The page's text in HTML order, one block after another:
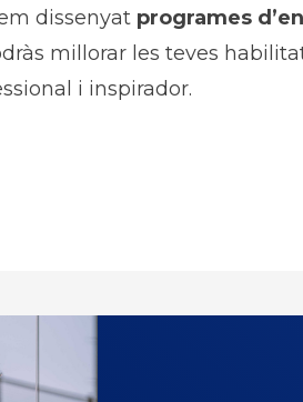
dissenyat programes
millorar les teves
i inspirador.